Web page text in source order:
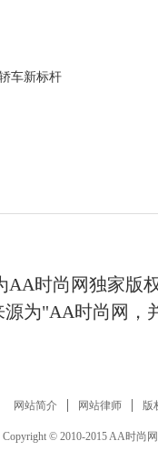
车新标杆
AA时尚网独家版
为"AA时尚网，
网站简介 网站律师 版
Copyright © 2010-2015 AA时尚网